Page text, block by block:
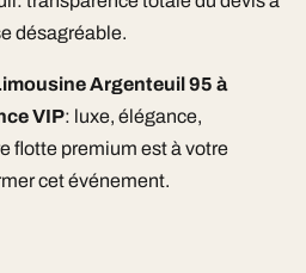
désagréable.
Argenteuil 95 à
VIP: luxe, élégance,
flotte premium est à votre
cet événement.